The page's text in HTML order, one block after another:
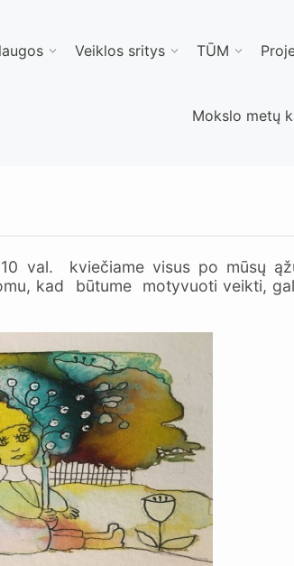
Veiklos sritys TŪM
Mokslo metų
val. kviečiame visus po mūsų
kad būtume motyvuoti veikti,